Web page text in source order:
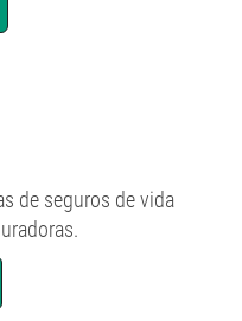
de seguros de vida